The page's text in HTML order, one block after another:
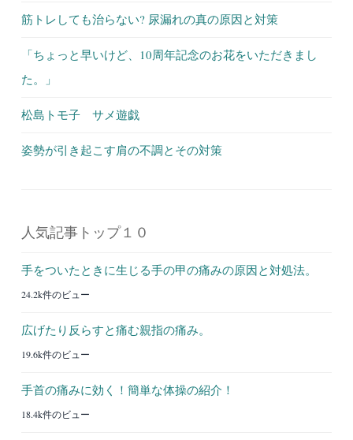
筋トレしても治らない? 尿漏れの真の原因と対策
「ちょっと早いけど、10周年記念のお花をいただきまし
た。」
松島トモ子 サメ遊戯
姿勢が引き起こす肩の不調とその対策
人気記事トップ１０
手をついたときに生じる手の甲の痛みの原因と対処法。
24.2k件のビュー
広げたり反らすと痛む親指の痛み。
19.6k件のビュー
手首の痛みに効く！簡単な体操の紹介！
18.4k件のビュー